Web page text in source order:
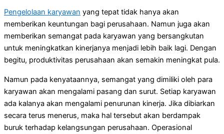
Pengelolaan karyawan yang tepat tidak hanya akan
memberikan keuntungan bagi perusahaan. Namun juga akan
memberikan semangat pada karyawan yang bersangkutan
untuk meningkatkan kinerjanya menjadi lebih baik lagi. Dengan
begitu, produktivitas perusahaan akan semakin meningkat pula.
Namun pada kenyataannya, semangat yang dimiliki oleh para
karyawan akan mengalami pasang dan surut. Setiap karyawan
ada kalanya akan mengalami penurunan kinerja. Jika dibiarkan
secara terus menerus, maka hal tersebut akan berdampak
buruk terhadap kelangsungan perusahaan. Operasional